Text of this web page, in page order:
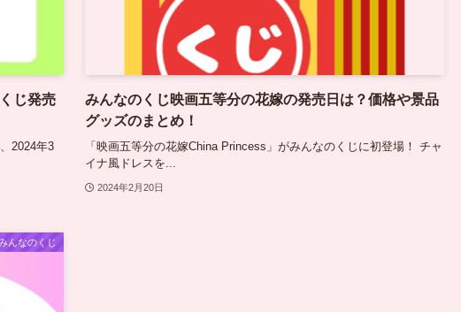
じ発売
2024年3
みんなのくじ映画五等分の花嫁の発売日は？価格や景品
グッズのまとめ！
「映画五等分の花嫁China Princess」がみんなのくじに初登場！ チャ
イナ風ドレスを...
2024年2月20日
んなのくじ